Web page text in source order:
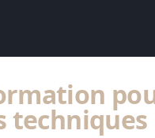
techniques